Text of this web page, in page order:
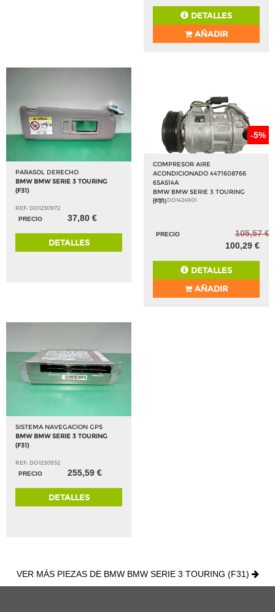
DETALLES
AÑADIR
PARASOL DERECHO
BMW BMW SERIE 3 TOURING
(F31)
REF: DO1230972
PRECIO
37,80 €
DETALLES
-5%
COMPRESOR AIRE
ACONDICIONADO 4471608766
6SAS14A
BMW BMW SERIE 3 TOURING
(F31)
REF: DO1424901
PRECIO
105,57 €
100,29 €
DETALLES
AÑADIR
SISTEMA NAVEGACION GPS
BMW BMW SERIE 3 TOURING
(F31)
REF: DO1230952
PRECIO
255,59 €
DETALLES
VER MÁS PIEZAS DE BMW BMW SERIE 3 TOURING (F31)